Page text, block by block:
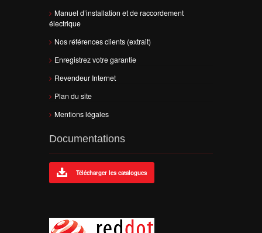
Manuel d’installation et de raccordement
électrique
Nos références clients (extrait)
Enregistrez votre garantie
Revendeur Internet
Plan du site
Mentions légales
Documentations
Télécharger les catalogues